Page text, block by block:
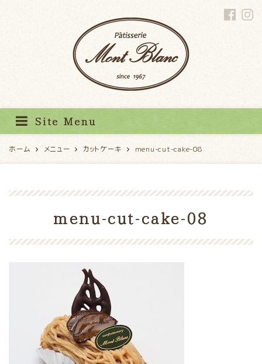
Site Menu
ホーム メニュー カットケーキ menu-cut-cake-08
menu-cut-cake-08